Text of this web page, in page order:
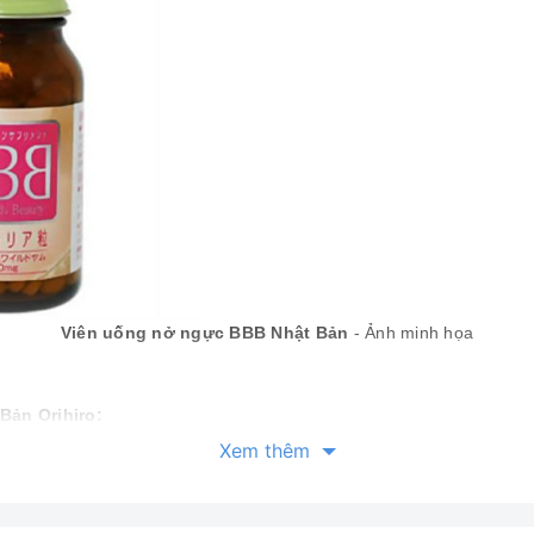
Viên uống nở ngực BBB Nhật Bản - Ảnh minh họa
Orihiro :
Xem thêm